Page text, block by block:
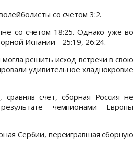
со счетом 3:2.
со счетом 18:25. Однако уже во
Испании - 25:19, 26:24.
решить исход встречи в свою
удивительное хладнокровие
сравняв счет, сборная Россия не
чемпионами Европы
Сербии, переигравшая сборную